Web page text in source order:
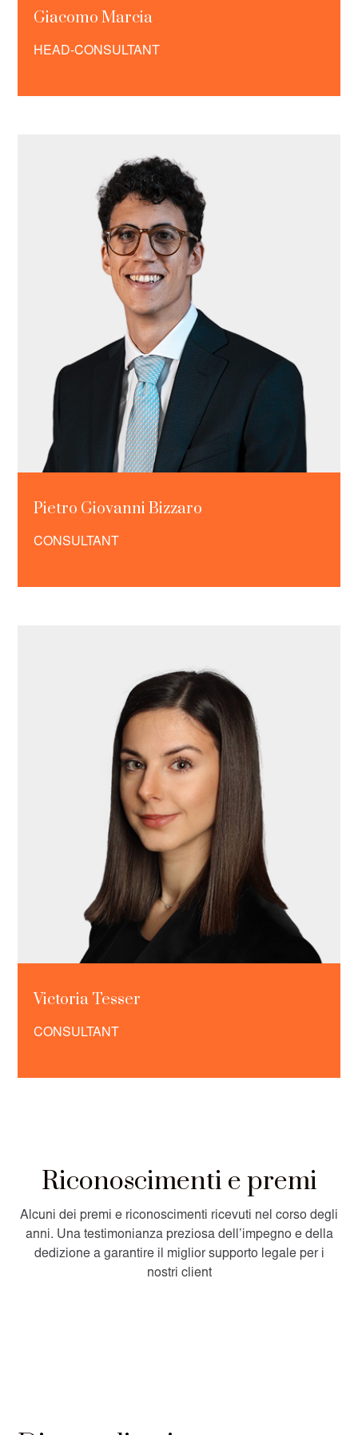
Giacomo Marcia
HEAD-CONSULTANT
Pietro Giovanni Bizzaro
CONSULTANT
Victoria Tesser
CONSULTANT
Riconoscimenti e premi
Alcuni dei premi e riconoscimenti ricevuti nel corso degli
anni. Una testimonianza preziosa dell’impegno e della
dedizione a garantire il miglior supporto legale per i
nostri client